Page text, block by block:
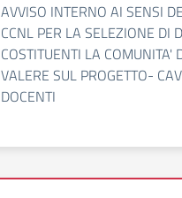
AVVISO INTERNO AI SENSI
CCNL PER LA SELEZIONE DI
COSTITUENTI LA COMUNITA'
VALERE SUL PROGETTO-
DOCENTI